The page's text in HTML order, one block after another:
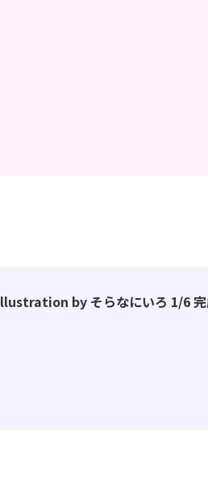
by そらなにいろ 1/6